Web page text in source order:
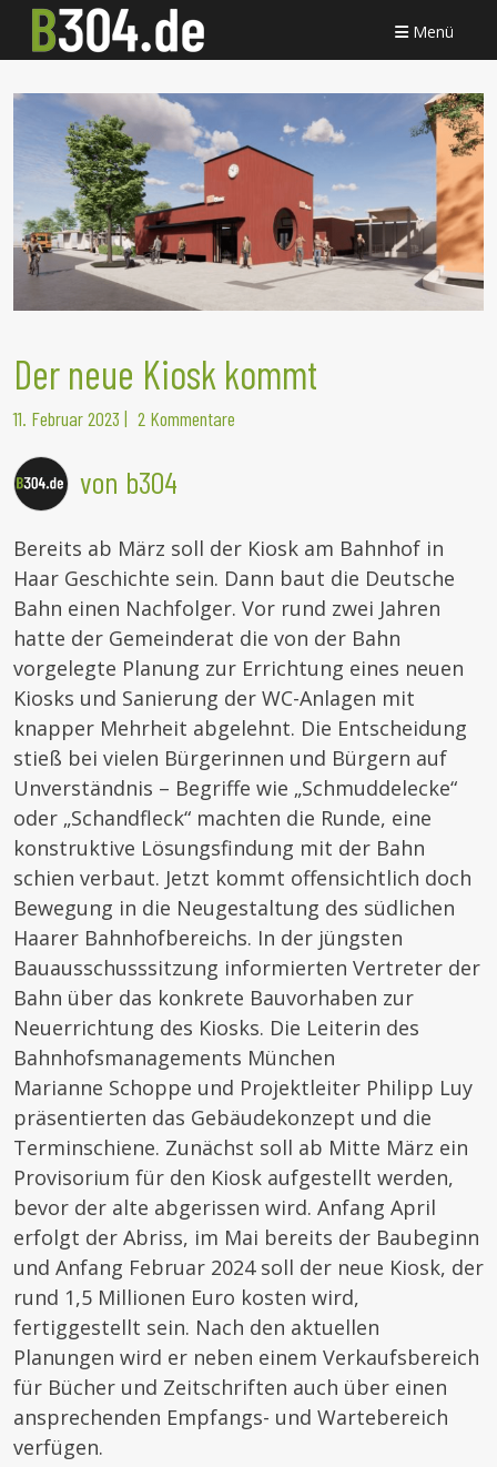
Menü
Der neue Kiosk kommt
11. Februar 2023 | 2 Kommentare
von b304
Bereits ab März soll der Kiosk am Bahnhof in
Haar Geschichte sein. Dann baut die Deutsche
Bahn einen Nachfolger. Vor rund zwei Jahren
hatte der Gemeinderat die von der Bahn
vorgelegte Planung zur Errichtung eines neuen
Kiosks und Sanierung der WC-Anlagen mit
knapper Mehrheit abgelehnt. Die Entscheidung
stieß bei vielen Bürgerinnen und Bürgern auf
Unverständnis – Begriffe wie „Schmuddelecke“
oder „Schandfleck“ machten die Runde, eine
konstruktive Lösungsfindung mit der Bahn
schien verbaut. Jetzt kommt offensichtlich doch
Bewegung in die Neugestaltung des südlichen
Haarer Bahnhofbereichs. In der jüngsten
Bauausschusssitzung informierten Vertreter der
Bahn über das konkrete Bauvorhaben zur
Neuerrichtung des Kiosks. Die Leiterin des
Bahnhofsmanagements München
Marianne Schoppe und Projektleiter Philipp Luy
präsentierten das Gebäudekonzept und die
Terminschiene. Zunächst soll ab Mitte März ein
Provisorium für den Kiosk aufgestellt werden,
bevor der alte abgerissen wird. Anfang April
erfolgt der Abriss, im Mai bereits der Baubeginn
und Anfang Februar 2024 soll der neue Kiosk, der
rund 1,5 Millionen Euro kosten wird,
fertiggestellt sein. Nach den aktuellen
Planungen wird er neben einem Verkaufsbereich
für Bücher und Zeitschriften auch über einen
ansprechenden Empfangs- und Wartebereich
verfügen.